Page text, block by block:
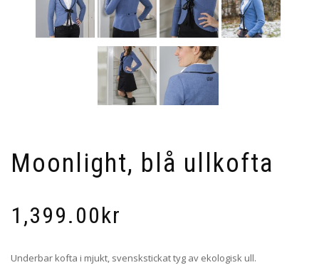
Moonlight, blå ullkofta
1,399.00kr
Underbar kofta i mjukt, svenskstickat tyg av ekologisk ull.